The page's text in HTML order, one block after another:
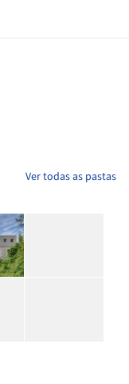
Ver todas as pastas